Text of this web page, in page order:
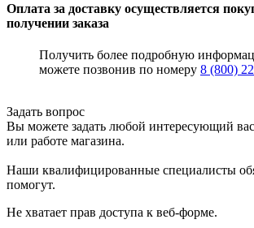
Оплата за доставку осуществляется
получении заказа
Получить более подробную
можете позвонив по номеру 8 (800)
Задать вопрос
Вы можете задать любой интересующий
или работе магазина.
Наши квалифицированные специалисты
помогут.
Не хватает прав доступа к веб-форме.